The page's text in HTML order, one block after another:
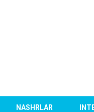
NASHRLAR